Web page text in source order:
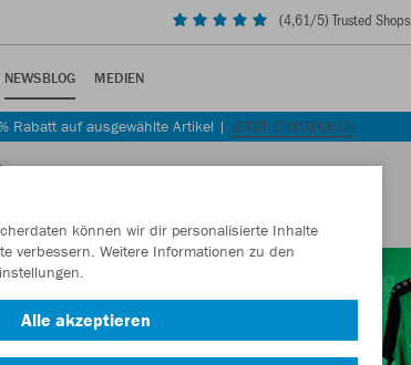
(4,61/5) Trusted Shops
NEWSBLOG MEDIEN
Rabatt auf ausgewählte Artikel | JETZT ENTDECKEN
des SC Preußen
können wir dir personalisierte Inhalte
verbessern. Weitere Informationen zu den
Alle akzeptieren